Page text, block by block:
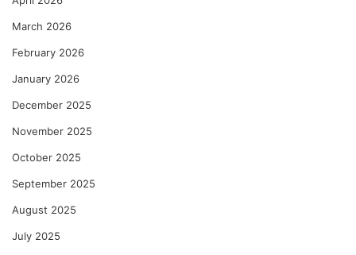
March 2026
February 2026
January 2026
December 2025
November 2025
October 2025
September 2025
August 2025
July 2025